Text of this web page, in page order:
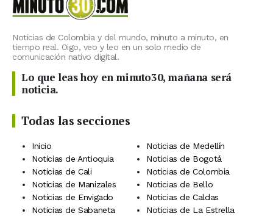
Noticias de Colombia y del mundo, minuto a minuto, en
tiempo real. Oigo, veo y leo en un solo medio de
comunicación nativo digital.
Lo que leas hoy en minuto30, mañana será
noticia.
Todas las secciones
Inicio
Noticias de Medellín
Noticias de Antioquia
Noticias de Bogotá
Noticias de Cali
Noticias de Colombia
Noticias de Manizales
Noticias de Bello
Noticias de Envigado
Noticias de Caldas
Noticias de Sabaneta
Noticias de La Estrella